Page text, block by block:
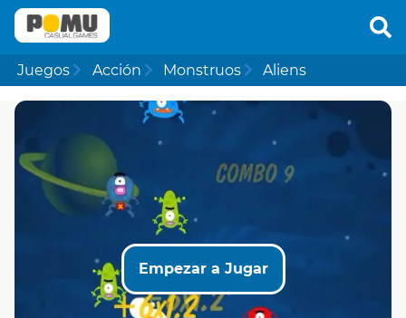
Juegos Acción Monstruos Aliens
Empezar a Jugar